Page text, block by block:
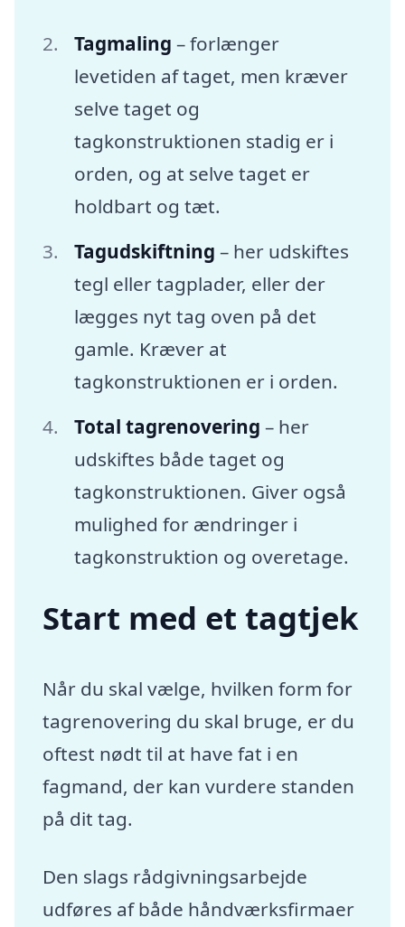
Tagmaling – forlænger
levetiden af taget, men kræver
selve taget og
tagkonstruktionen stadig er i
orden, og at selve taget er
holdbart og tæt.
Tagudskiftning – her udskiftes
tegl eller tagplader, eller der
lægges nyt tag oven på det
gamle. Kræver at
tagkonstruktionen er i orden.
Total tagrenovering – her
udskiftes både taget og
tagkonstruktionen. Giver også
mulighed for ændringer i
tagkonstruktion og overetage.
Start med et tagtjek
Når du skal vælge, hvilken form for
tagrenovering du skal bruge, er du
oftest nødt til at have fat i en
fagmand, der kan vurdere standen
på dit tag.
Den slags rådgivningsarbejde
udføres af både håndværksfirmaer